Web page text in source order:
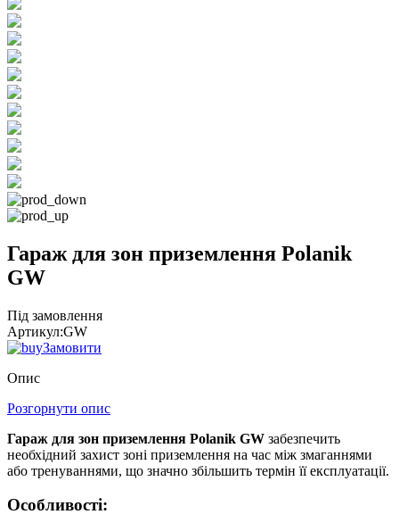
Гараж для зон приземлення Polanik
GW
Під замовлення
Артикул:GW
Замовити
Опис
Розгорнути опис
Гараж для зон приземлення Polanik GW забезпечить
необхідний захист зоні приземлення на час між змаганнями
або тренуваннями, що значно збільшить термін її експлуатації.
Особливості: